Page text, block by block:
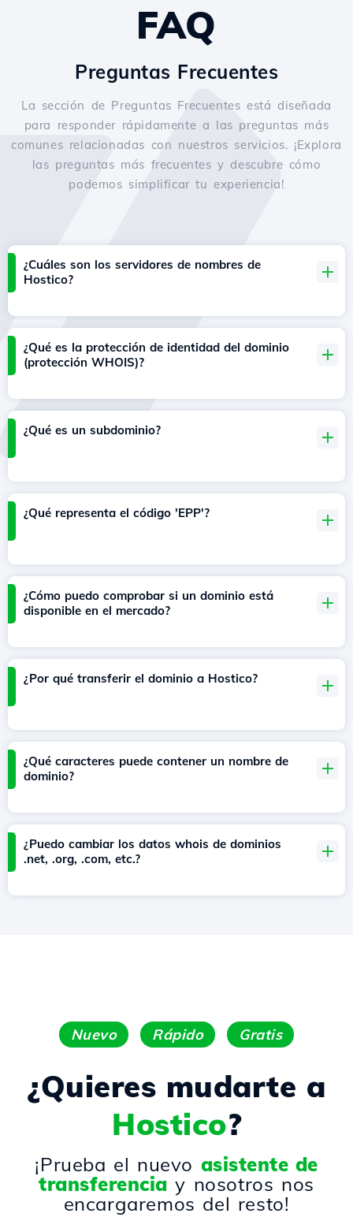
FAQ
Preguntas Frecuentes
La sección de Preguntas Frecuentes está diseñada
para responder rápidamente a las preguntas más
comunes relacionadas con nuestros servicios. ¡Explora
las preguntas más frecuentes y descubre cómo
podemos simplificar tu experiencia!
¿Cuáles son los servidores de nombres de
Hostico?
¿Qué es la protección de identidad del dominio
(protección WHOIS)?
¿Qué es un subdominio?
¿Qué representa el código 'EPP'?
¿Cómo puedo comprobar si un dominio está
disponible en el mercado?
¿Por qué transferir el dominio a Hostico?
¿Qué caracteres puede contener un nombre de
dominio?
¿Puedo cambiar los datos whois de dominios
.net, .org, .com, etc.?
Nuevo Rápido Gratis
¿Quieres mudarte a
Hostico?
¡Prueba el nuevo asistente de
transferencia y nosotros nos
encargaremos del resto!